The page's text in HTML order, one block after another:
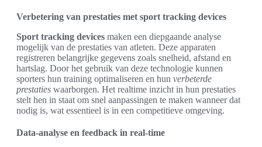
Verbetering van prestaties met sport tracking devices
Sport tracking devices maken een diepgaande analyse
mogelijk van de prestaties van atleten. Deze apparaten
registreren belangrijke gegevens zoals snelheid, afstand en
hartslag. Door het gebruik van deze technologie kunnen
sporters hun training optimaliseren en hun verbeterde
prestaties waarborgen. Het realtime inzicht in hun prestaties
stelt hen in staat om snel aanpassingen te maken wanneer dat
nodig is, wat essentieel is in een competitieve omgeving.
Data-analyse en feedback in real-time